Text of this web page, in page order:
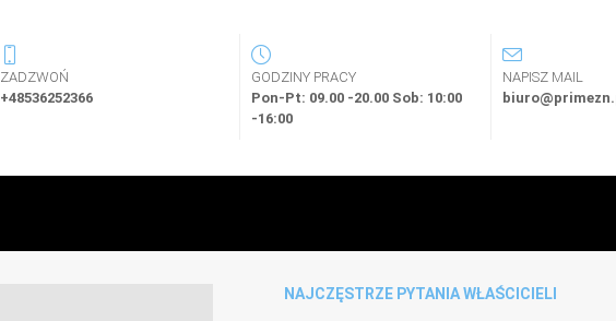
ZADZWOŃ
+48536252366
GODZINY PRACY
Pon-Pt: 09.00 -20.00 Sob: 10:00
-16:00
NAPISZ MAIL
NAJCZĘSTRZE PYTANIA WŁAŚCICIELI